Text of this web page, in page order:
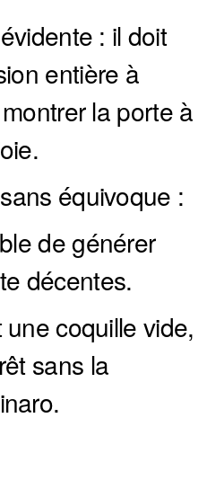
: il doit
entière à
la porte à
équivoque :
de générer
décentes.
coquille vide,
sans la